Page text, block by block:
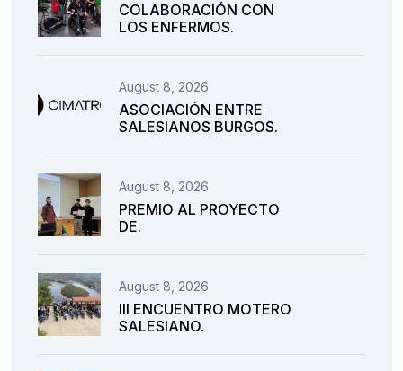
COLABORACIÓN CON
LOS ENFERMOS.
August 8, 2026
ASOCIACIÓN ENTRE
SALESIANOS BURGOS.
August 8, 2026
PREMIO AL PROYECTO
DE.
August 8, 2026
III ENCUENTRO MOTERO
SALESIANO.